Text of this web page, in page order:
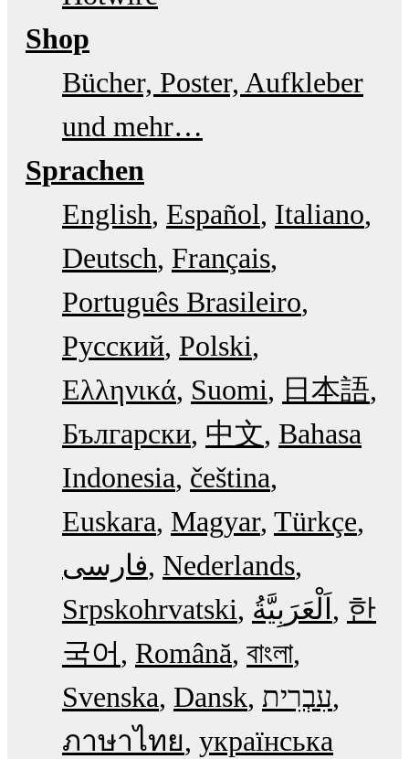
Shop
Bücher, Poster, Aufkleber
und mehr…
Sprachen
English Español Italiano
Deutsch Français
Português Brasileiro
Русский Polski
Ελληνικά Suomi
日本語
Български 中文 Bahasa
Indonesia čeština
Euskara Magyar Türkçe
فارسی Nederlands
Srpskohrvatski
한
국어
Română বাংলা
Svenska Dansk עִבְרִית
ภาษาไทย українська